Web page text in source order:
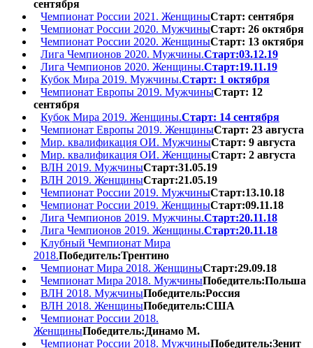
сентября
Чемпионат России 2021. ЖенщиныСтарт: сентября
Чемпионат России 2020. МужчиныСтарт: 26 октября
Чемпионат России 2020. ЖенщиныСтарт: 13 октября
Лига Чемпионов 2020. Мужчины.Старт:03.12.19
Лига Чемпионов 2020. Женщины.Старт:19.11.19
Кубок Мира 2019. Мужчины.Старт: 1 октября
Чемпионат Европы 2019. МужчиныСтарт: 12
сентября
Кубок Мира 2019. Женщины.Старт: 14 сентября
Чемпионат Европы 2019. ЖенщиныСтарт: 23 августа
Мир. квалификация ОИ. МужчиныСтарт: 9 августа
Мир. квалификация ОИ. ЖенщиныСтарт: 2 августа
ВЛН 2019. МужчиныСтарт:31.05.19
ВЛН 2019. ЖенщиныСтарт:21.05.19
Чемпионат России 2019. МужчиныСтарт:13.10.18
Чемпионат России 2019. ЖенщиныСтарт:09.11.18
Лига Чемпионов 2019. Мужчины.Старт:20.11.18
Лига Чемпионов 2019. Женщины.Старт:20.11.18
Клубный Чемпионат Мира
2018.Победитель:Трентино
Чемпионат Мира 2018. ЖенщиныСтарт:29.09.18
Чемпионат Мира 2018. МужчиныПобедитель:Польша
ВЛН 2018. МужчиныПобедитель:Россия
ВЛН 2018. ЖенщиныПобедитель:США
Чемпионат России 2018.
ЖенщиныПобедитель:Динамо М.
Чемпионат России 2018. МужчиныПобедитель:Зенит